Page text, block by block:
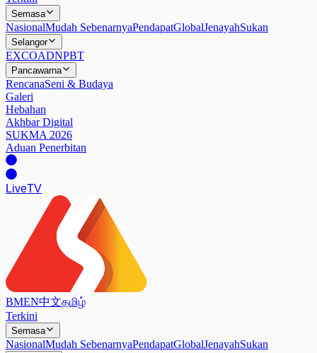
Semasa
NasionalMudah SebenarnyaPendapatGlobalJenayahSukan
Selangor
EXCOADNPBT
Pancawarna
RencanaSeni & Budaya
Galeri
Hebahan
Akhbar Digital
SUKMA 2026
Aduan Penerbitan
LiveTV
BMEN中文தமிழ்
Terkini
Semasa
NasionalMudah SebenarnyaPendapatGlobalJenayahSukan